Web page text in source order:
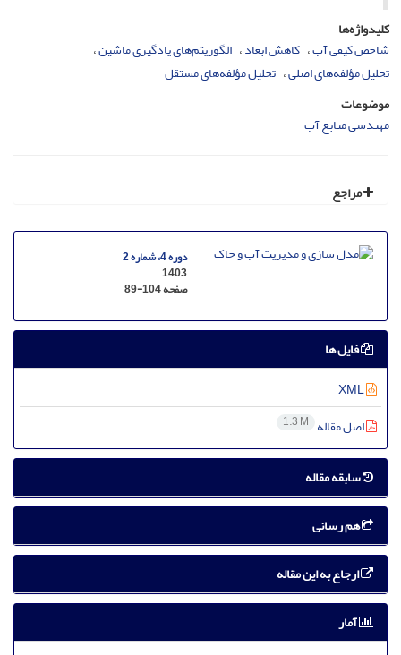
کلیدواژه‌ها
شاخص کیفی آب کاهش ‌ابعاد الگوریتم‌های یادگیری ماشین
تحلیل ‌مؤلفه‌های اصلی تحلیل ‌مؤلفه‌های مستقل
موضوعات
مهندسی منابع آب
مراجع
دوره 4، شماره 2
1403
صفحه89-104
فایل ها
اصل مقاله 1.3 M
سابقه مقاله
هم رسانی
ارجاع به این مقاله
آمار